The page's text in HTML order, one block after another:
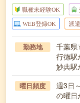
職種未経験OK
WEB登録OK 派遣
勤務地
千葉県
行徳駅
妙典駅
曜日頻度
週3日
の曜日